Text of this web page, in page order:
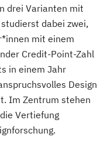
drei Varianten mit
dabei zwei,
mit einem
Credit-Point-Zahl
in einem Jahr
Design
Im Zentrum stehen
Vertiefung